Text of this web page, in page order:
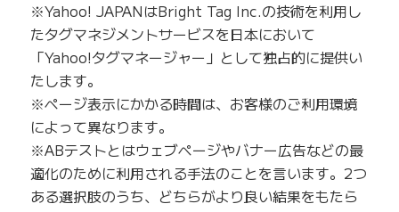
※Yahoo! JAPANはBright Tag Inc.の技術を利用し
たタグマネジメントサービスを日本において
「Yahoo!タグマネージャー」として独占的に提供い
たします。
※ページ表示にかかる時間は、お客様のご利用環境
によって異なります。
※ABテストとはウェブページやバナー広告などの最
適化のために利用される手法のことを言います。2つ
ある選択肢のうち、どちらがより良い結果をもたら